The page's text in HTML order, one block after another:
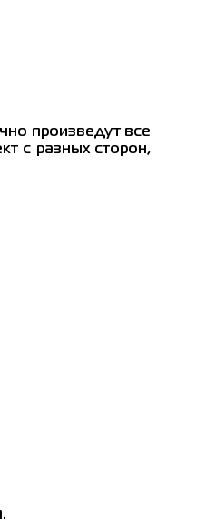
произведут все
с разных сторон,